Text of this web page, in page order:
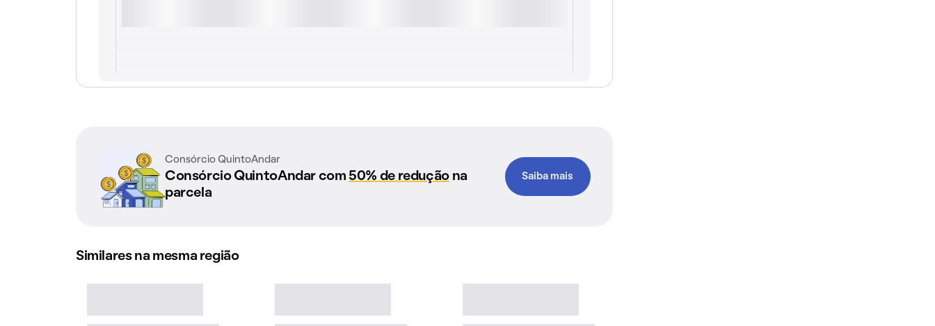
Consórcio QuintoAndar
Consórcio QuintoAndar com 50% de reduçãona
parcela
Saiba mais
Similares na mesma região